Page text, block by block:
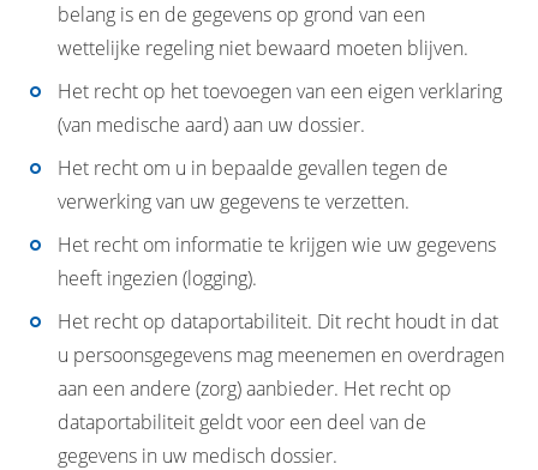
belang is en de gegevens op grond van een
wettelijke regeling niet bewaard moeten blijven.
Het recht op het toevoegen van een eigen verklaring
(van medische aard) aan uw dossier.
Het recht om u in bepaalde gevallen tegen de
verwerking van uw gegevens te verzetten.
Het recht om informatie te krijgen wie uw gegevens
heeft ingezien (logging).
Het recht op dataportabiliteit. Dit recht houdt in dat
u persoonsgegevens mag meenemen en overdragen
aan een andere (zorg) aanbieder. Het recht op
dataportabiliteit geldt voor een deel van de
gegevens in uw medisch dossier.